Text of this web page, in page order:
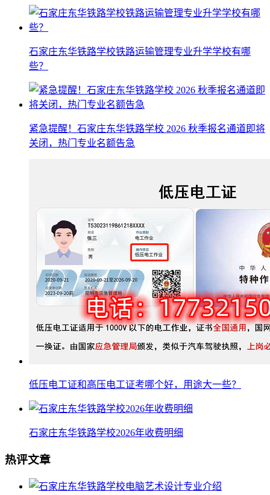
石家庄东华铁路学校铁路运输管理专业升学学校有哪
些？
紧急提醒！石家庄东华铁路学校 2026 秋季报名通道即将
关闭，热门专业名额告急
低压电工证和高压电工证考哪个好，用途大一些？
石家庄东华铁路学校2026年收费明细
热评文章